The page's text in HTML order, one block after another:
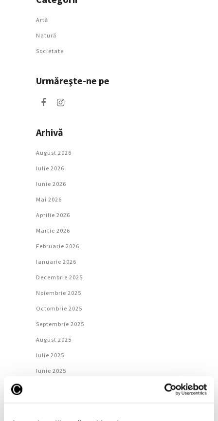
Artǎ
Natură
Societate
Urmăreşte-ne pe
Arhivă
August 2026
Iulie 2026
Iunie 2026
Mai 2026
Aprilie 2026
Martie 2026
Februarie 2026
Ianuarie 2026
Decembrie 2025
Noiembrie 2025
Octombrie 2025
Septembrie 2025
August 2025
Iulie 2025
Iunie 2025